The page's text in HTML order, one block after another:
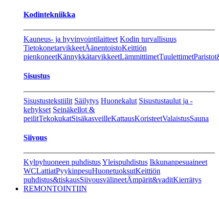
Kodintekniikka
Kauneus- ja hyvinvointilaitteet Kodin turvallisuus
TietokonetarvikkeetÄänentoistoKeittiön
pienkoneetKännykkätarvikkeetLämmittimetTuulettimet
Sisustus
Sisustustekstiilit Säilytys Huonekalut Sisustustaulut ja -
kehykset Seinäkellot &
peilitTekokukatSisäkasveilleKattausKoristeetValaistusSauna
Siivous
Kylpyhuoneen puhdistusYleispuhdistus Ikkunanpesuaineet
WCLattiatPyykinpesuHuonetuoksutKeittiön
puhdistus&tiskausSiivousvälineetÄmpärit&vaditKierrätys
REMONTOINTIIN